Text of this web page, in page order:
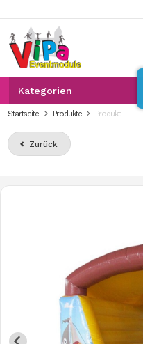
Kategorien
Startseite Produkte Produkt
Zurück